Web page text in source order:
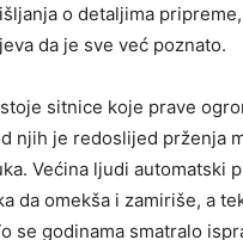
o detaljima
da je sve već poznato.
sitnice koje prave
njih je redoslijed prženja
Većina ljudi automatski
da omekša i zamiriše, a
se godinama smatralo